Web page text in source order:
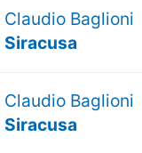
Claudio Baglioni
Siracusa
Claudio Baglioni
Siracusa